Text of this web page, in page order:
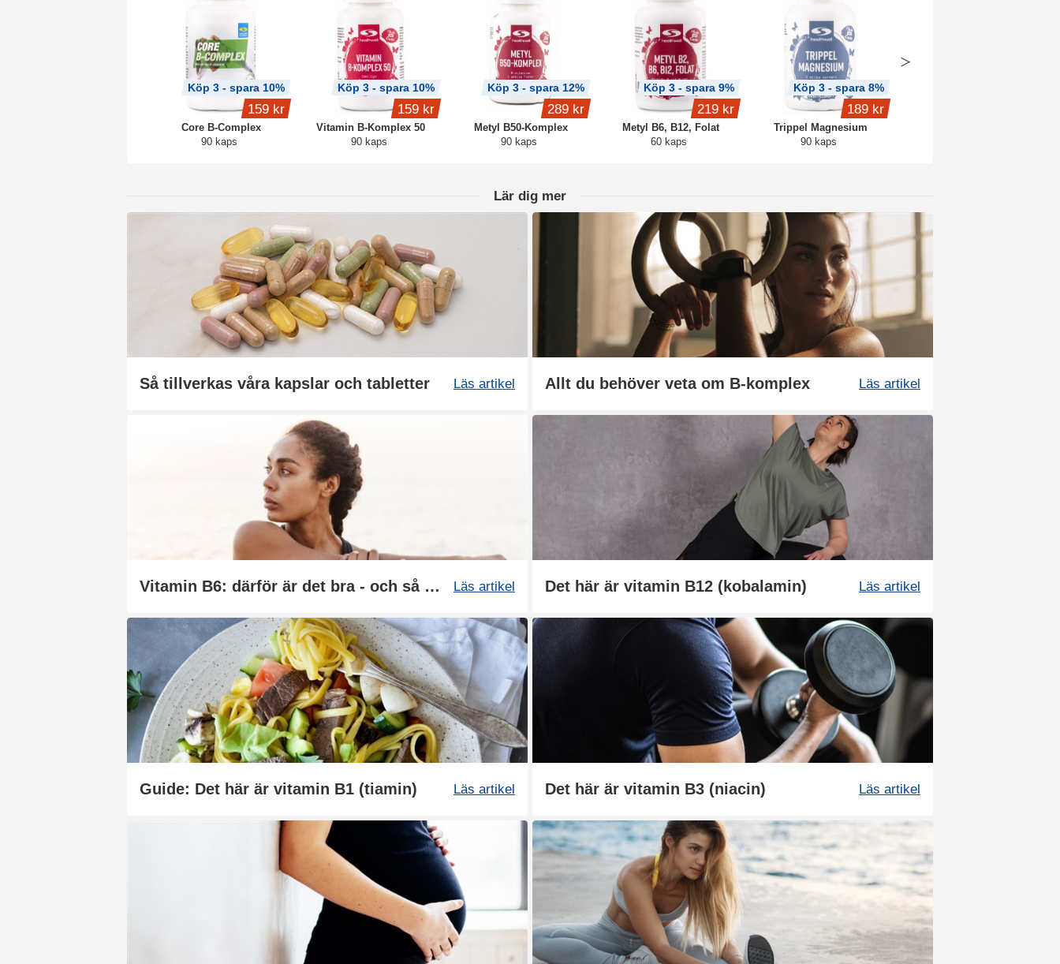
Core B-Complex
90 kaps
Köp 3 - spara 10%
159 kr
Vitamin B-Komplex 50
90 kaps
Köp 3 - spara 10%
159 kr
Metyl B50-Komplex
90 kaps
Köp 3 - spara 12%
289 kr
Metyl B6, B12, Folat
60 kaps
Köp 3 - spara 9%
219 kr
Trippel Magnesium
90 kaps
Köp 3 - spara 8%
189 kr
Lär dig mer
Så tillverkas våra kapslar och tabletter Läs artikel Allt du behöver veta om B-komplex Läs artikel
Vitamin B6: därför är det bra - och så stöttar det träningen Läs artikel Det här är vitamin B12 (kobalamin) Läs artikel
Guide: Det här är vitamin B1 (tiamin) Läs artikel Det här är vitamin B3 (niacin) Läs artikel